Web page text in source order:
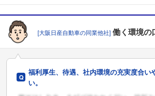
[大阪日産自動車の同業他社] 働く環境の
福利厚生、待遇、社内環境の充実度合
い。